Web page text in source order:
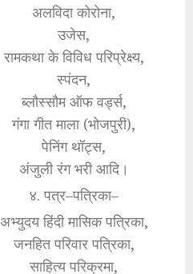
अलविदा कोरोना,
उजेस,
रामकथा के विविध परिप्रेक्ष्य,
स्पंदन,
ब्लौस्सौम ऑफ वर्ड्स,
गंगा गीत माला (भोजपुरी),
पेनिंग थॉट्स,
अंजुली रंग भरी आदि।
४. पत्र–पत्रिका–
अभ्युदय हिंदी मासिक पत्रिका,
जनहित परिवार पत्रिका,
साहित्य परिक्रमा,